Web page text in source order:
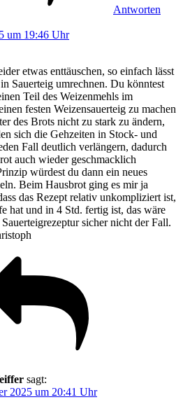
Antworten
um 19:46 Uhr
etwas enttäuschen, so einfach lässt
Sauerteig umrechnen. Du könntest
Teil des Weizenmehls im
festen Weizensauerteig zu machen
des Brots nicht zu stark zu ändern,
sich die Gehzeiten in Stock- und
Fall deutlich verlängern, dadurch
auch wieder geschmacklich
würdest du dann ein neues
Beim Hausbrot ging es mir ja
das Rezept relativ unkompliziert ist,
hat und in 4 Std. fertig ist, das wäre
sicher nicht der Fall.
sagt:
2025 um 20:41 Uhr